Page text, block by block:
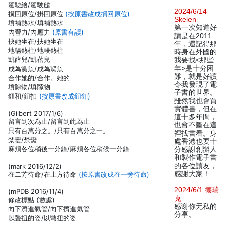
駕駛繪/駕駛艙
撗回原位/掛回原位 (按原書改成摜回原位)
墳補熱水/填補熱水
內營力/內應力 (原書有誤)
抉她坐在/扶她坐在
地暢熱柱/地幔熱柱
凱薛兒/凱蓓兒
成為黨魚/成為鯊魚
合作她的/合作。她的
墳隙物/填隙物
鈕和/鈕扣 (按原書改成鈕釦)
(Gilbert 2017/1/6)
留言到次為止/留言到此為止
只有百萬分之。/只有百萬分之一。
禁變/禁臠
麻煩各位稍後一分鐘/麻煩各位稍候一分鐘
(mark 2016/12/2)
在二芳待命/在上方待命 (按原書改成在一旁待命)
(mPDB 2016/11/4)
修改標點 (數處)
向下濟進氣管/向下擠進氣管
以聱扭的姿/以彆扭的姿
2024/6/14
Skelen
第一次知道好
讀是在2011
年，還記得那
時身在外國的
我要找<那些
年>是十分困
難，就是好讀
令我發現了電
子書的世界。
雖然我也會買
實體書，但在
這十多年間，
也會不斷在這
裡找書看。身
處香港也要十
分感謝創辦人
和製作電子書
的各位讀友，
感謝大家！
2024/6/1 德瑞
克
感谢你无私的
分享。